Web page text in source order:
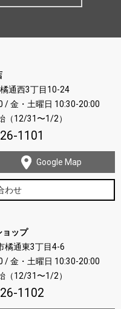
通西3丁目10-24
/ 金・土曜日 10:30-20:00
（12/31〜1/2）
1101
Google Map
わせ
ョップ
橘通東3丁目4-6
/ 金・土曜日 10:30-20:00
（12/31〜1/2）
1102